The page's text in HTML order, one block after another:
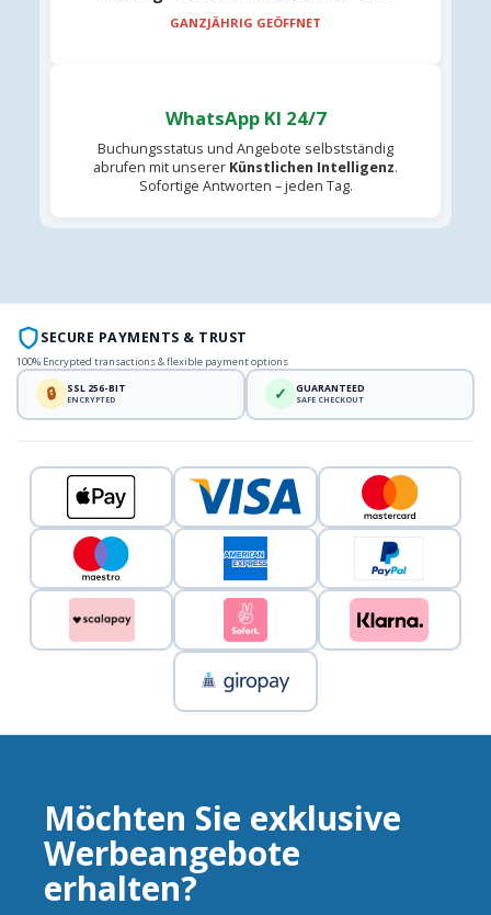
GANZJÄHRIG GEÖFFNET
WhatsApp KI 24/7
Buchungsstatus und Angebote selbstständig
abrufen mit unserer Künstlichen Intelligenz.
Sofortige Antworten – jeden Tag.
SECURE PAYMENTS & TRUST
100% Encrypted transactions & flexible payment options
🔒 SSL 256-BIT
ENCRYPTED ✓ GUARANTEED
SAFE CHECKOUT
Möchten Sie exklusive
Werbeangebote
erhalten?